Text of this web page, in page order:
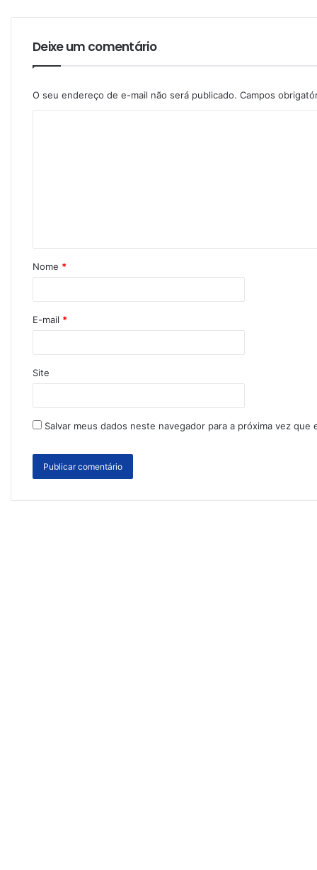
Deixe um comentário
O seu endereço de e-mail não será publicado. Campos
Nome *
E-mail *
Site
Salvar meus dados neste navegador para a próxima vez que